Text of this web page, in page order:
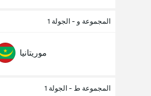
المجموعة و - الجولة 1
موريتانيا
المجموعة ط - الجولة 1
عدد الاهداف (2.5)